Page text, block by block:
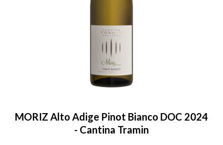
MORIZ Alto Adige Pinot Bianco DOC 2024
- Cantina Tramin